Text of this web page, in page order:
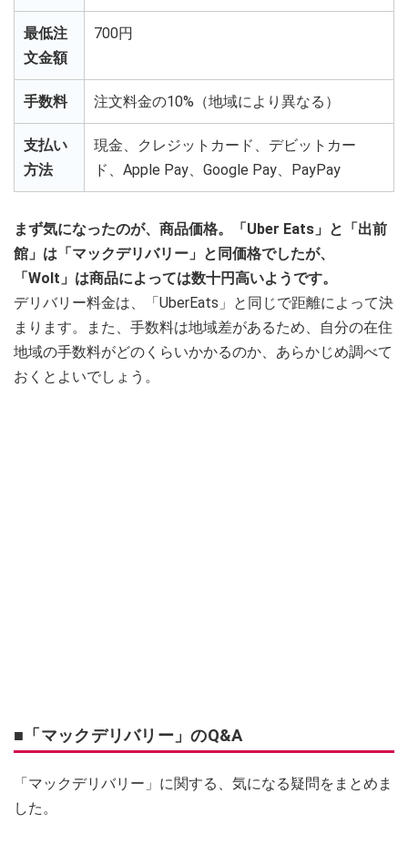
最低注
文金額
700円
手数料 注文料金の10%（地域により異なる）
支払い
方法
現金、クレジットカード、デビットカー
ド、Apple Pay、Google Pay、PayPay
まず気になったのが、商品価格。「Uber Eats」と「出前
館」は「マックデリバリー」と同価格でしたが、
「Wolt」は商品によっては数十円高いようです。
デリバリー料金は、「UberEats」と同じで距離によって決
まります。また、手数料は地域差があるため、自分の在住
地域の手数料がどのくらいかかるのか、あらかじめ調べて
おくとよいでしょう。
■「マックデリバリー」のQ&A
「マックデリバリー」に関する、気になる疑問をまとめま
した。